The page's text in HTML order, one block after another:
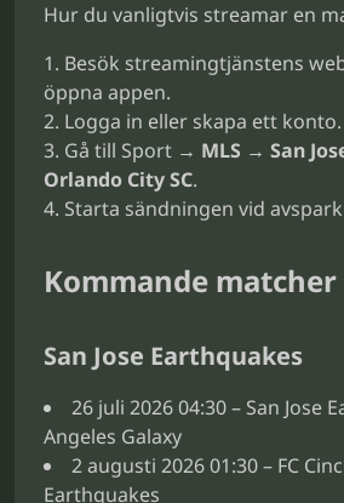
Hur du vanligtvis streamar en
Besök streamingtjänstens
öppna appen.
Logga in eller skapa ett konto.
Gå till Sport → MLS → San
Orlando City SC.
Starta sändningen vid
Kommande matcher
San Jose Earthquakes
26 juli 2026 04:30 – San Jose
Angeles Galaxy
2 augusti 2026 01:30 – FC
Earthquakes